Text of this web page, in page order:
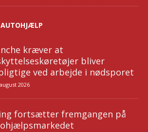
AUTOHJÆLP
kræver at
bliver
ved arbejde i nødsporet
2026
fortsætter fremgangen på